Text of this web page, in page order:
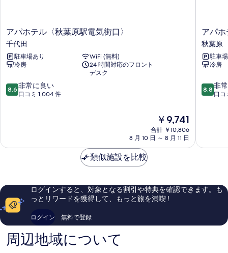
真
表
す
ア
パ
ホ
テ
ル
葉
原
千
アパホテル〈秋葉原駅電気街口〉
千代田
駐車場あり
WiFi (無料)
冷房
24 時間対応のフロント
デスク
10
段
に
コ
1,004
件
の
口
8.6 非常に良い
口コミ 1,004 件
現
在
の
￥9,741
合計 ￥10,806
8 月 10 日 ～ 8 月 11 日
ア
パ
ホ
テ
ル
葉
原
アパ
秋葉原
駐車
冷房
10
段
に
コ
ミ
8.8 非
口コ
類似施設を比較
ログインすると、対象となる割引や特典を確認できます。も
っとリワードを獲得して、もっと旅を満喫 !
ログイン 無料で登録
周辺地域について